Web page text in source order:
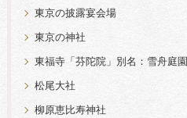
東京の披露宴会場
東京の神社
東福寺「芬陀院」別名：雪舟庭園
松尾大社
柳原恵比寿神社